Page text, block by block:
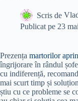
Scris de
Publicat pe 23
Prezența martorilor
îngrijorare în rândul
cu indiferență,
mai scurt timp și
știu cu ce probleme se